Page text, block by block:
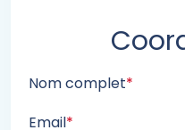
Nom complet*
Email*